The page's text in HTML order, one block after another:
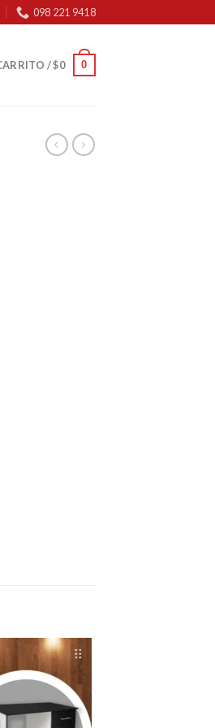
098 221 9418
/$0 0
Añadir
a la
lista de
deseos